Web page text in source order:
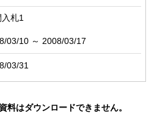
札1
03/10 ～ 2008/03/17
03/31
料はダウンロードできません。